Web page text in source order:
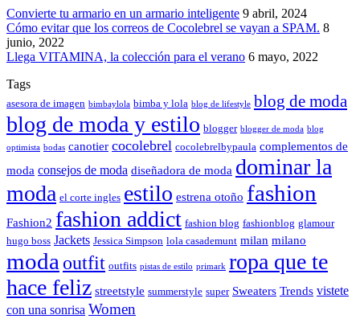
Convierte tu armario en un armario inteligente 9 abril, 2024
Cómo evitar que los correos de Cocolebrel se vayan a SPAM. 8
junio, 2022
Llega VITAMINA, la colección para el verano 6 mayo, 2022
Tags
asesora de imagen bimbaylola bimba y lola blog de lifestyle blog de moda
blog de moda y estilo blogger blogger de moda blog
optimista bodas canotier cocolebrel cocolebrelbypaula complementos de
moda consejos de moda diseñadora de moda dominar la
moda el corte ingles estilo estrena otoño fashion
Fashion2 fashion addict fashion blog fashionblog glamour
hugo boss Jackets Jessica Simpson lola casademunt milan milano
modaoutfit outfits pistas de estilo primark ropa que te
hace feliz streetstyle summerstyle super Sweaters Trends vistete
con una sonrisa Women